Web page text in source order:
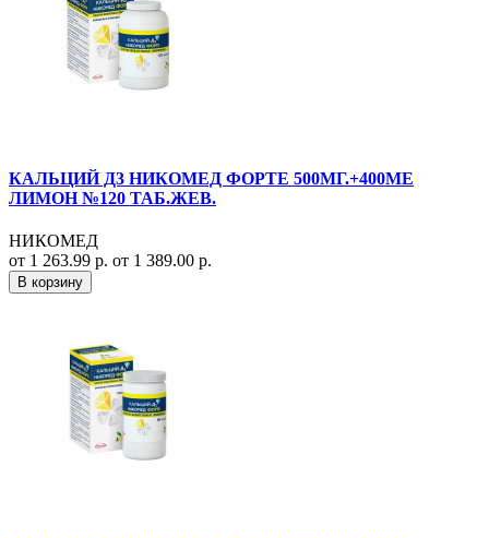
КАЛЬЦИЙ Д3 НИКОМЕД ФОРТЕ 500МГ.+400МЕ
ЛИМОН №120 ТАБ.ЖЕВ.
НИКОМЕД
от 1 263.99 р. от 1 389.00 р.
В корзину